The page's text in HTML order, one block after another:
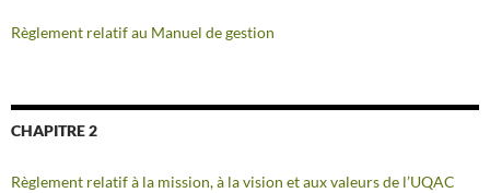
Règlement relatif au Manuel de gestion
CHAPITRE 2
Règlement relatif à la mission, à la vision et aux valeurs de l’UQAC